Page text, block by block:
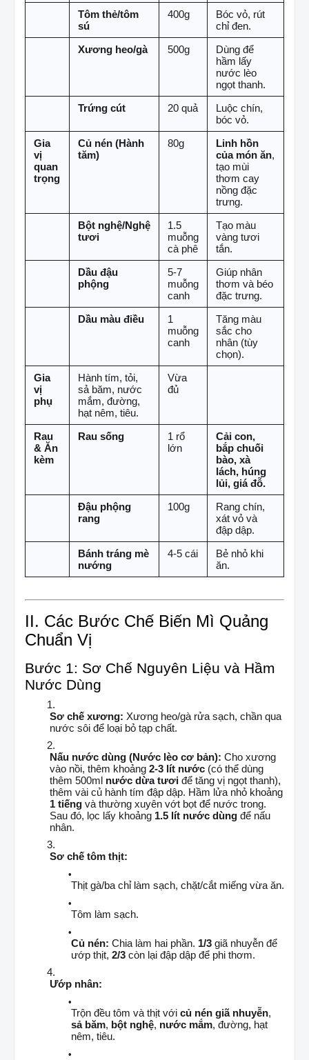
Tôm thẻ/tôm
sú
400g
Bóc vỏ, rút
chỉ đen.
Xương heo/gà
500g
Dùng để
hầm lấy
nước lèo
ngọt thanh.
Trứng cút
20 quả
Luộc chín,
bóc vỏ.
Gia
vị
quan
trọng
Củ nén (Hành
tăm)
80g
Linh hồn
của món ăn,
tạo mùi
thơm cay
nồng đặc
trưng.
Bột nghệ/Nghệ
tươi
1.5
muỗng
cà phê
Tạo màu
vàng tươi
tắn.
Dầu đậu
phộng
5-7
muỗng
canh
Giúp nhân
thơm và béo
đặc trưng.
Dầu màu điều
1
muỗng
canh
Tăng màu
sắc cho
nhân (tùy
chọn).
Gia
vị
phụ
Hành tím, tỏi,
sả băm, nước
mắm, đường,
hạt nêm, tiêu.
Vừa
đủ
Rau
& Ăn
kèm
Rau sống
1 rổ
lớn
Cải con,
bắp chuối
bào, xà
lách, húng
lủi, giá đỗ.
Đậu phộng
rang
100g
Rang chín,
xát vỏ và
đập dập.
Bánh tráng mè
nướng
4-5 cái
Bẻ nhỏ khi
ăn.
II. Các Bước Chế Biến Mì Quảng
Chuẩn Vị
Bước 1: Sơ Chế Nguyên Liệu và Hầm
Nước Dùng
Sơ chế xương: Xương heo/gà rửa sạch, chần qua
nước sôi để loại bỏ tạp chất.
Nấu nước dùng (Nước lèo cơ bản): Cho xương
vào nồi, thêm khoảng 2-3 lít nước (có thể dùng
thêm 500ml nước dừa tươi để tăng vị ngọt thanh),
thêm vài củ hành tím đập dập. Hầm lửa nhỏ khoảng
1 tiếng và thường xuyên vớt bọt để nước trong.
Sau đó, lọc lấy khoảng 1.5 lít nước dùng để nấu
nhân.
Sơ chế tôm thịt:
Thịt gà/ba chỉ làm sạch, chặt/cắt miếng vừa ăn.
Tôm làm sạch.
Củ nén: Chia làm hai phần. 1/3 giã nhuyễn để
ướp thịt, 2/3 còn lại đập dập để phi thơm.
Ướp nhân:
Trộn đều tôm và thịt với củ nén giã nhuyễn,
sả băm, bột nghệ, nước mắm, đường, hạt
nêm, tiêu.